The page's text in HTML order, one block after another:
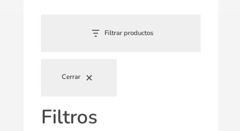
Filtrar productos
Cerrar
Filtros